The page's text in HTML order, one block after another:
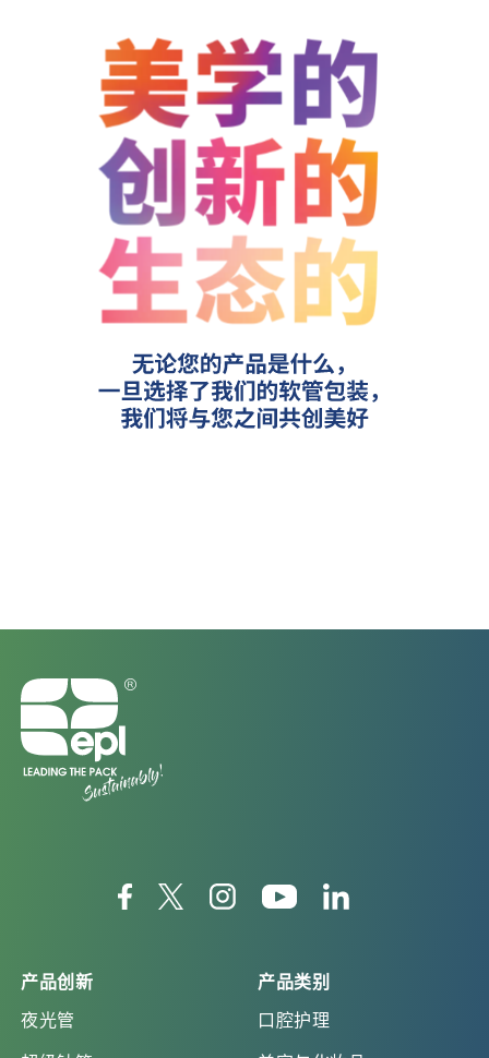
产品创新
夜光管
产品类别
口腔护理